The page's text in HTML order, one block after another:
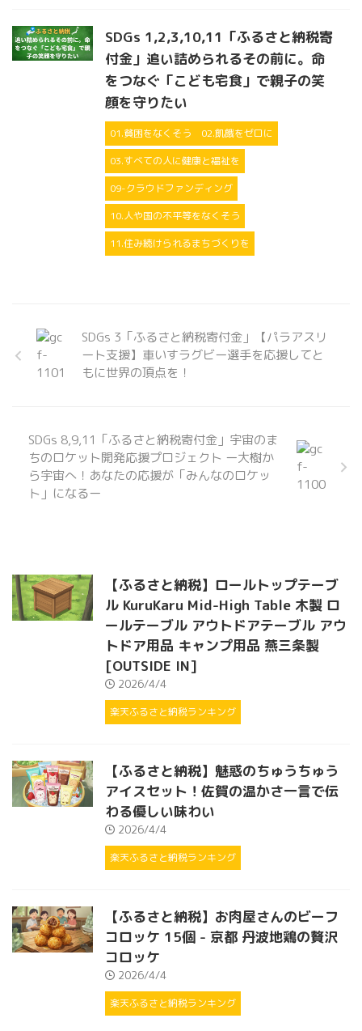
SDGs 1,2,3,10,11「ふるさと納税寄
付金」追い詰められるその前に。命
をつなぐ「こども宅食」で親子の笑
顔を守りたい
01.貧困をなくそう
02.飢餓をゼロに
03.すべての人に健康と福祉を
09-クラウドファンディング
10.人や国の不平等をなくそう
11.住み続けられるまちづくりを
SDGs 3「ふるさと納税寄付金」【パラアスリ
ート支援】車いすラグビー選手を応援してと
もに世界の頂点を！
SDGs 8,9,11「ふるさと納税寄付金」宇宙のま
ちのロケット開発応援プロジェクト ー大樹か
ら宇宙へ！あなたの応援が「みんなのロケッ
ト」になるー
【ふるさと納税】ロールトップテーブ
ル KuruKaru Mid-High Table 木製 ロ
ールテーブル アウトドアテーブル アウ
トドア用品 キャンプ用品 燕三条製
[OUTSIDE IN]
2026/4/4
楽天ふるさと納税ランキング
【ふるさと納税】魅惑のちゅうちゅう
アイスセット！佐賀の温かさ一言で伝
わる優しい味わい
2026/4/4
楽天ふるさと納税ランキング
【ふるさと納税】お肉屋さんのビーフ
コロッケ 15個 - 京都 丹波地鶏の贅沢
コロッケ
2026/4/4
楽天ふるさと納税ランキング